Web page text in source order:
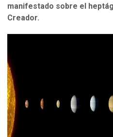
manifestado sobre el
Creador.